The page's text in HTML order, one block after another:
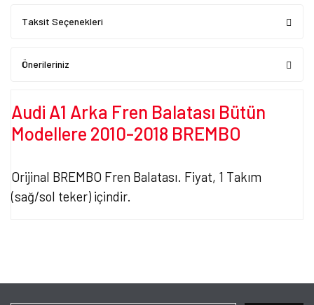
Taksit Seçenekleri
Önerileriniz
Audi A1 Arka Fren Balatası Bütün
Modellere 2010-2018 BREMBO
Orijinal BREMBO Fren Balatası. Fiyat, 1 Takım
(sağ/sol teker) içindir.